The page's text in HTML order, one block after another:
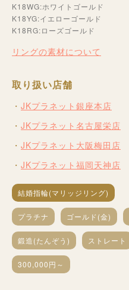
K18WG:ホワイトゴールド
K18YG:イエローゴールド
K18RG:ローズゴールド
リングの素材について
取り扱い店舗
JKプラネット銀座本店
JKプラネット名古屋栄店
JKプラネット大阪梅田店
JKプラネット福岡天神店
結婚指輪(マリッジリング)
プラチナ ゴールド(金)
鍛造(たんぞう) ストレート
300,000円～